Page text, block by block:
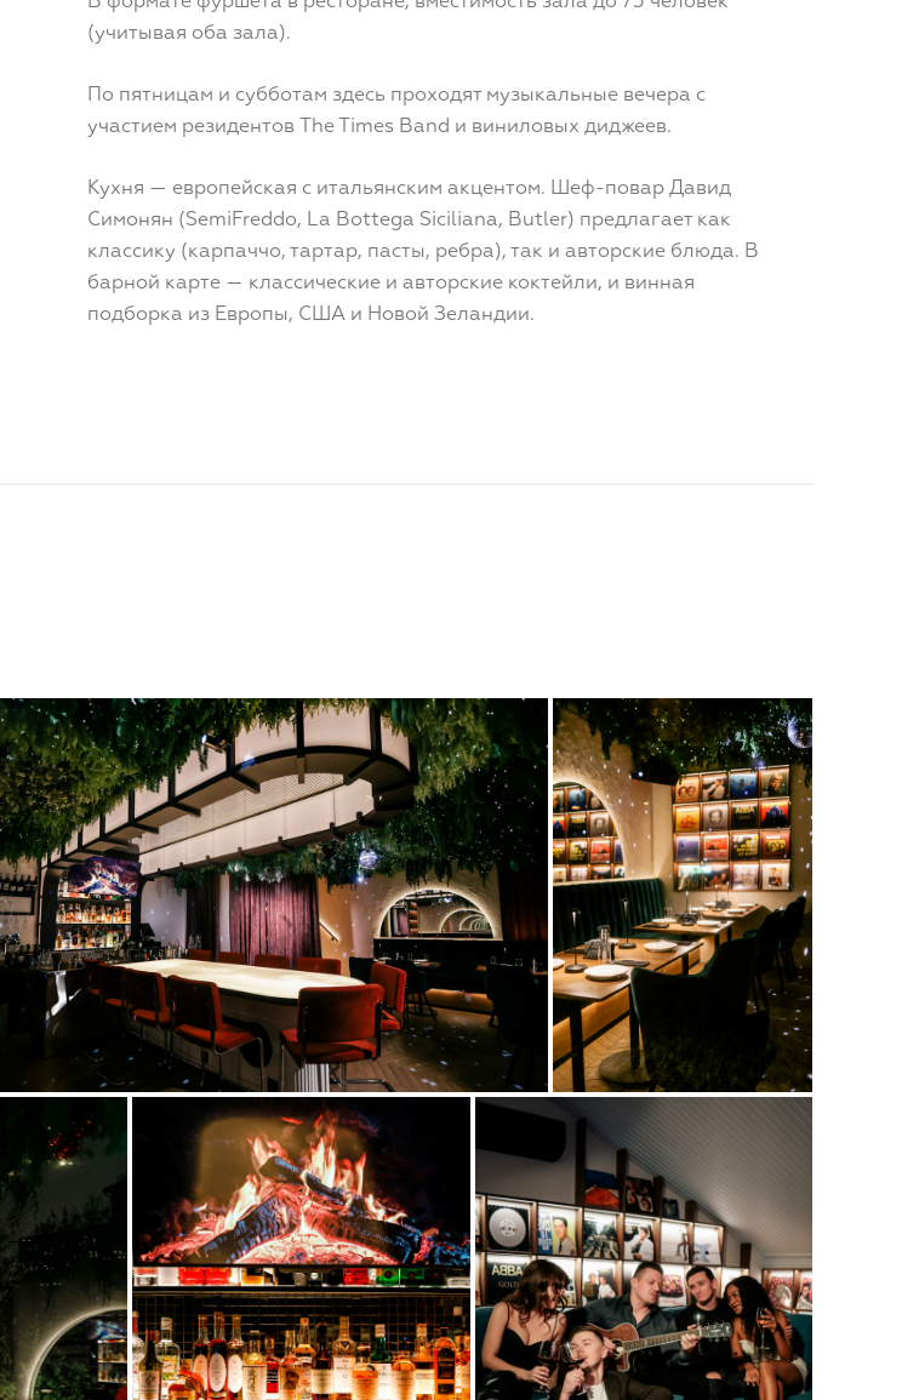
(учитывая оба зала).
По пятницам и субботам здесь проходят музыкальные вечера с
участием резидентов The Times Band и виниловых диджеев.
Кухня — европейская с итальянским акцентом. Шеф-повар Давид
Симонян (SemiFreddo, La Bottega Siciliana, Butler) предлагает как
классику (карпаччо, тартар, пасты, ребра), так и авторские блюда. В
барной карте — классические и авторские коктейли, и винная
подборка из Европы, США и Новой Зеландии.